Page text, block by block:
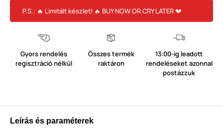
P.S.: 🔥 Limitált készlet! 🔥 BUY NOW OR CRY LATER 💔
Gyors rendelés
regisztráció nélkül
Összes termék
raktáron
13:00-ig leadott
rendeléseket azonnal
postázzuk
Leírás és paraméterek